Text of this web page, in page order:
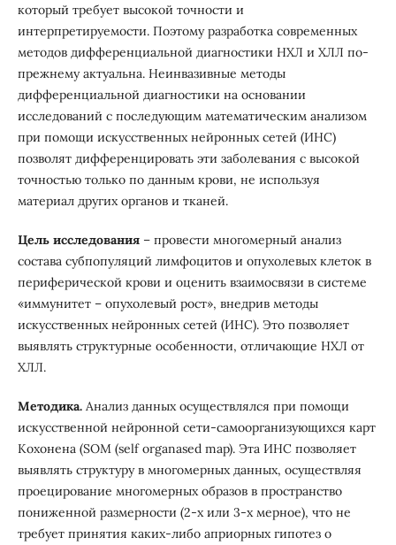
который требует высокой точности и
интерпретируемости. Поэтому разработка современных
методов дифференциальной диагностики НХЛ и ХЛЛ по-
прежнему актуальна. Неинвазивные методы
дифференциальной диагностики на основании
исследований с последующим математическим анализом
при помощи искусственных нейронных сетей (ИНС)
позволят дифференцировать эти заболевания c высокой
точностью только по данным крови, не используя
материал других органов и тканей.
Цель исследования– провести многомерный анализ
состава субпопуляций лимфоцитов и опухолевых клеток в
периферической крови и оценить взаимосвязи в системе
«иммунитет – опухолевый рост», внедрив методы
искусственных нейронных сетей (ИНС). Это позволяет
выявлять структурные особенности, отличающие НХЛ от
ХЛЛ.
Методика. Анализ данных осуществлялся при помощи
искусственной нейронной сети-самоорганизующихся карт
Кохонена (SOM (self organased map). Эта ИНС позволяет
выявлять структуру в многомерных данных, осуществляя
проецирование многомерных образов в пространство
пониженной размерности (2-х или 3-х мерное), что не
требует принятия каких-либо априорных гипотез о